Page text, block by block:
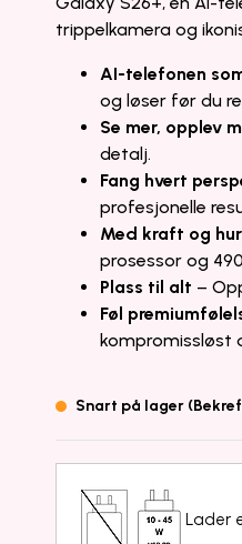
trippelkamera og
AI-telefonen
og løser før du
Se mer, opplev
detalj.
Fang hvert
profesjonelle
Med kraft og
prosessor og
Plass til alt –
Føl
kompromissløst
Snart på lager
Lader